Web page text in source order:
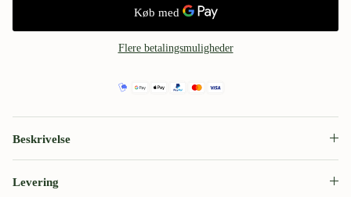
Flere betalingsmuligheder
Beskrivelse
Levering